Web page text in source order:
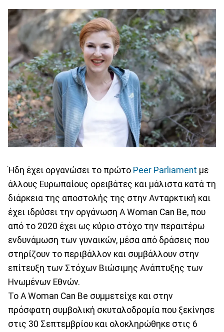
Ήδη έχει οργανώσει το πρώτο Peer Parliament με
άλλους Ευρωπαίους ορειβάτες και μάλιστα κατά τη
διάρκεια της αποστολής της στην Ανταρκτική και
έχει ιδρύσει την οργάνωση A Woman Can Be, που
από το 2020 έχει ως κύριο στόχο την περαιτέρω
ενδυνάμωση των γυναικών, μέσα από δράσεις που
στηρίζουν το περιβάλλον και συμβάλλουν στην
επίτευξη των Στόχων Βιώσιμης Ανάπτυξης των
Ηνωμένων Εθνών.
Το A Woman Can Be συμμετείχε και στην
πρόσφατη συμβολική σκυταλοδρομία που ξεκίνησε
στις 30 Σεπτεμβρίου και ολοκληρώθηκε στις 6